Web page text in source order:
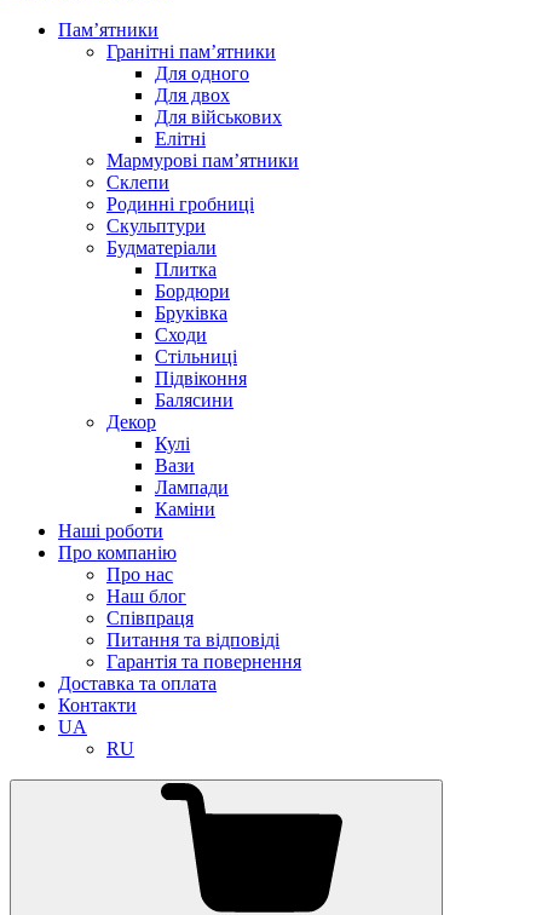
Памʼятники
Гранітні пам’ятники
Для одного
Для двох
Для військових
Елітні
Мармурові пам’ятники
Склепи
Родинні гробниці
Скульптури
Будматеріали
Плитка
Бордюри
Бруківка
Сходи
Стільниці
Підвіконня
Балясини
Декор
Кулі
Вази
Лампади
Каміни
Наші роботи
Про компанію
Про нас
Наш блог
Співпраця
Питання та відповіді
Гарантія та повернення
Доставка та оплата
Контакти
UA
RU